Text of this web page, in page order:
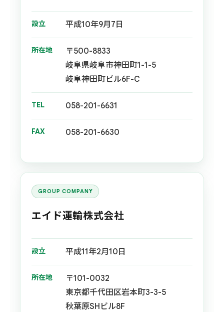
設立 平成10年9月7日
所在地
〒500-8833
岐阜県岐阜市神田町1-1-5
岐阜神田町ビル6F-C
TEL 058-201-6631
FAX 058-201-6630
GROUP COMPANY
エイド運輸株式会社
設立 平成11年2月10日
所在地
〒101-0032
東京都千代田区岩本町3-3-5
秋葉原SHビル8F